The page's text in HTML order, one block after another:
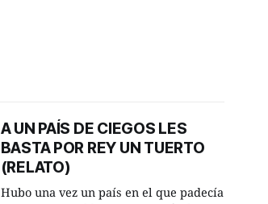
A UN PAÍS DE CIEGOS LES
BASTA POR REY UN TUERTO
(RELATO)
Hubo una vez un país en el que padecía